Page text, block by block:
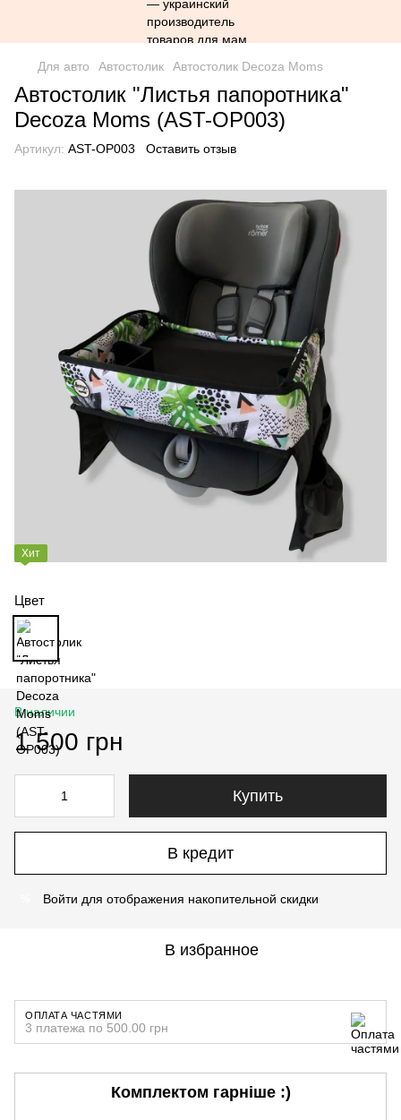
Для авто Автостолик Автостолик Decoza Moms
Автостолик "Листья папоротника"
Decoza Moms (AST-OP003)
Артикул: AST-OP003 Оставить отзыв
Хит
Цвет
В наличии
1 500 грн
Купить
В кредит
Войти для отображения накопительной скидки
В избранное
ОПЛАТА ЧАСТЯМИ
3 платежа по 500.00 грн
Комплектом гарніше :)